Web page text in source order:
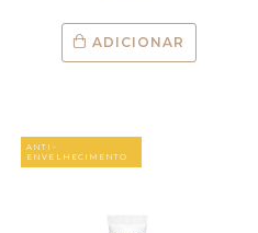
ADICIONAR
ANTI-
ENVELHECIMENTO